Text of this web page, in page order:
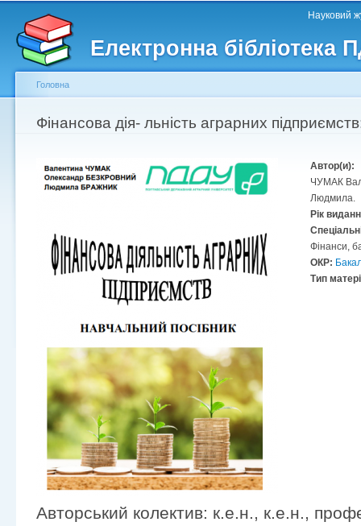
Електронна бібліотека
Головне меню Науковий
Другорядне меню
Ви є тут
Головна
Фінансова дія- льність аграрних
Автор(и):
ЧУМАК
Людмила.
Рік
Фінанси,
ОКР:
Тип
Авторський колектив: к.е.н., к.е.н.,